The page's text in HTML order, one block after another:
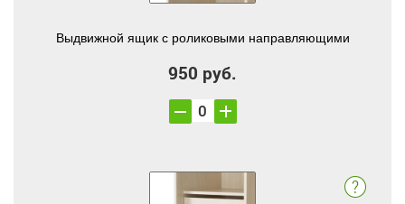
Выдвижной ящик с роликовыми направляющими
950 руб.